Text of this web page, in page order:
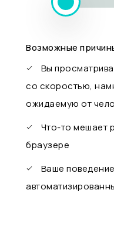
Возможные
Вы
со скоростью,
ожидаемую от
Что-то мешает
браузере
Ваше